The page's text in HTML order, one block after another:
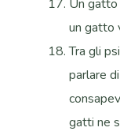
Un gatto
un gatto
Tra gli
parlare di
gatti ne